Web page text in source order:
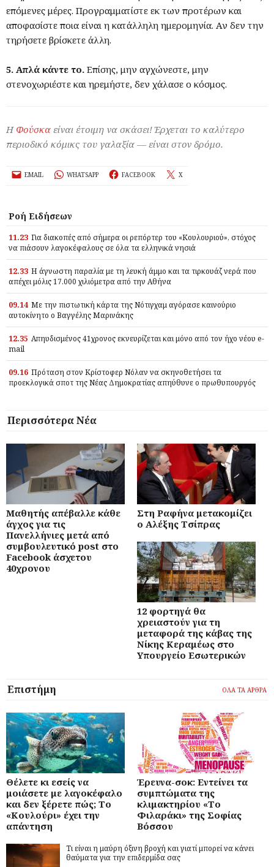
επόμενες μέρες. Προγραμματίστε εκ των προτέρων και
αποφασίστε ποια είναι η κατάλληλη ημερομηνία. Αν δεν την
τηρήσετε βρίσκετε άλλη.
5. Απλά κάντε το. Επίσης, μην αγχώνεστε, μην
στενοχωριέστε και ηρεμήστε, δεν χάλασε ο κόσμος.
Η Φούσκα είναι έτοιμη να σκάσει! Έρχεται το καλύτερο
περιοδικό κόμικς του γαλαξία — είναι στον δρόμο.
EMAIL WHATSAPP FACEBOOK X
Ροή Ειδήσεων
11.23 Για διακοπές από σήμερα οι ρεπόρτερ του «Κουλουριού», στόχος
να πιάσουν λαγοκέφαλους σε όλα τα ελληνικά νησιά
12.33 Η άγνωστη παραλία με τη λευκή άμμο και τα τιρκουάζ νερά που
απέχει μόλις 17.000 χιλιόμετρα από την Αθήνα
09.14 Με την πιστωτική κάρτα της Νότιγχαμ αγόρασε καινούριο
αυτοκίνητο ο Βαγγέλης Μαρινάκης
12.35 Απηυδισμένος 41χρονος εκνευρίζεται και μόνο από τον ήχο νέου e-
mail
09.16 Πρόταση στον Κρίστοφερ Νόλαν να σκηνοθετήσει τα
προεκλογικά σποτ της Νέας Δημοκρατίας απηύθυνε ο πρωθυπουργός
Περισσότερα Νέα
Μαθητής απέβαλλε κάθε
άγχος για τις
Πανελλήνιες μετά από
συμβουλευτικό post στο
Facebook άσχετου
40χρονου
Στη Ραφήνα μετακομίζει
ο Αλέξης Τσίπρας
12 φορτηγά θα
χρειαστούν για τη
μεταφορά της κάβας της
Νίκης Κεραμέως στο
Υπουργείο Εσωτερικών
Επιστήμη ΟΛΑ ΤΑ ΑΡΘΡΑ
Θέλετε κι εσείς να
μοιάσετε με λαγοκέφαλο
και δεν ξέρετε πώς; Το
«Κουλούρι» έχει την
απάντηση
Έρευνα-σοκ: Εντείνει τα
συμπτώματα της
κλιμακτηρίου «Το
Φιλαράκι» της Σοφίας
Βόσσου
Τι είναι η μαύρη όξινη βροχή και γιατί μπορεί να κάνει
θαύματα για την επιδερμίδα σας